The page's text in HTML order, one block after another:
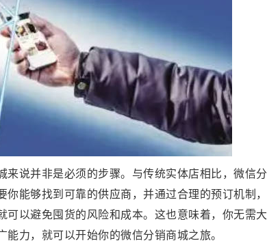
说并非是必须的步骤。与传统实体店相比，微信分
你能够找到可靠的供应商，并通过合理的预订机制，
可以避免囤货的风险和成本。这也意味着，你无需大
力，就可以开始你的微信分销商城之旅。